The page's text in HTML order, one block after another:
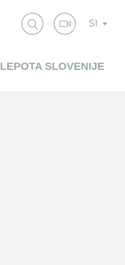
SI
LEPOTA SLOVENIJE